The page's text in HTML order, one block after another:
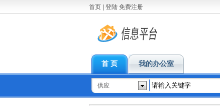
首页 登陆 免费注册
首 页 我的办公室
供应